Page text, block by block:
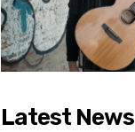
Latest News